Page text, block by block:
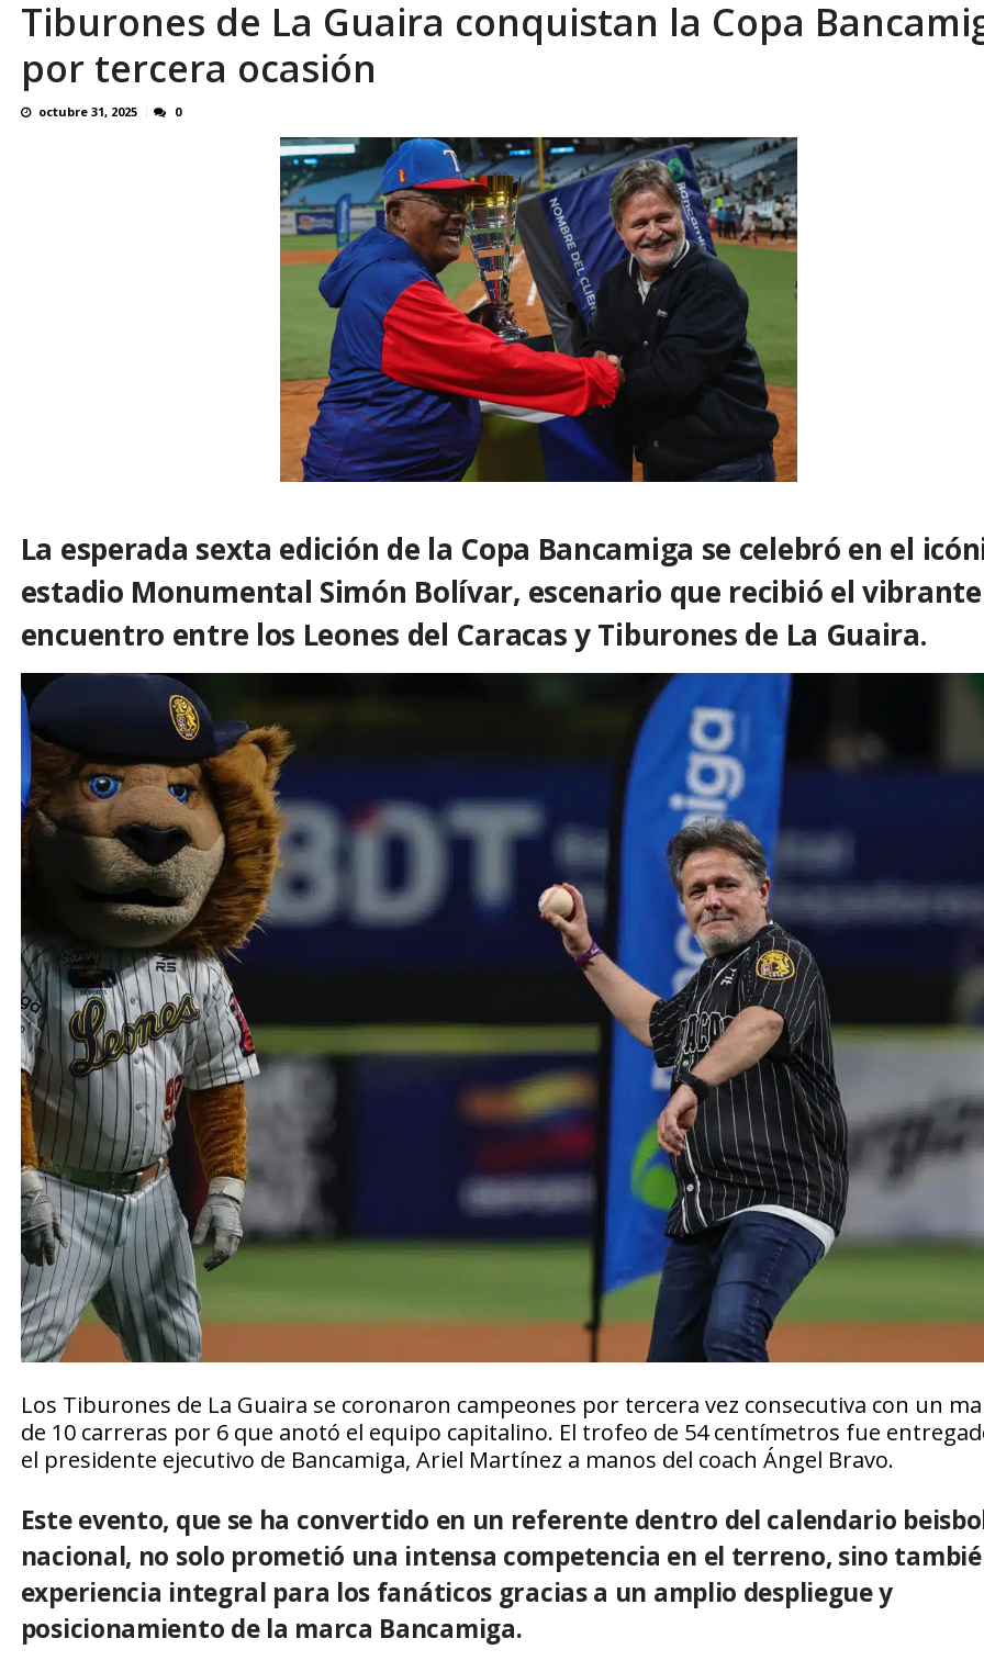
Tiburones de La Guaira conquistan la Copa
por tercera ocasión
octubre 31, 2025 0
La esperada sexta edición de la Copa Bancamiga se celebró en el
estadio Monumental Simón Bolívar, escenario que recibió el vibrante
encuentro entre los Leones del Caracas y Tiburones de La Guaira.
Los Tiburones de La Guaira se coronaron campeones por tercera vez consecutiva con un
de 10 carreras por 6 que anotó el equipo capitalino. El trofeo de 54 centímetros fue
el presidente ejecutivo de Bancamiga, Ariel Martínez a manos del coach Ángel Bravo.
Este evento, que se ha convertido en un referente dentro del calendario
nacional, no solo prometió una intensa competencia en el terreno, sino
experiencia integral para los fanáticos gracias a un amplio despliegue y
posicionamiento de la marca Bancamiga.